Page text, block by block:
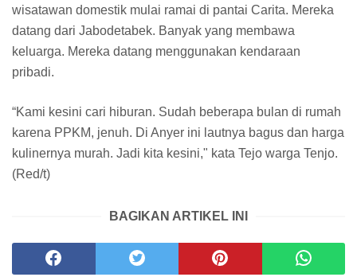
wisatawan domestik mulai ramai di pantai Carita. Mereka
datang dari Jabodetabek. Banyak yang membawa
keluarga. Mereka datang menggunakan kendaraan
pribadi.
“Kami kesini cari hiburan. Sudah beberapa bulan di rumah
karena PPKM, jenuh. Di Anyer ini lautnya bagus dan harga
kulinernya murah. Jadi kita kesini," kata Tejo warga Tenjo.
(Red/t)
BAGIKAN ARTIKEL INI